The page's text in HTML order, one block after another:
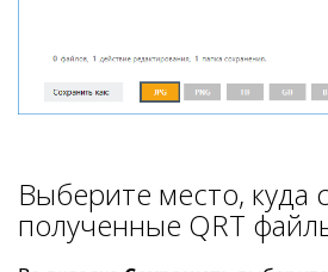
Выберите место, куда
полученные QRT